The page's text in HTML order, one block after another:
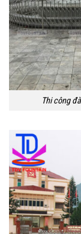
Thi công